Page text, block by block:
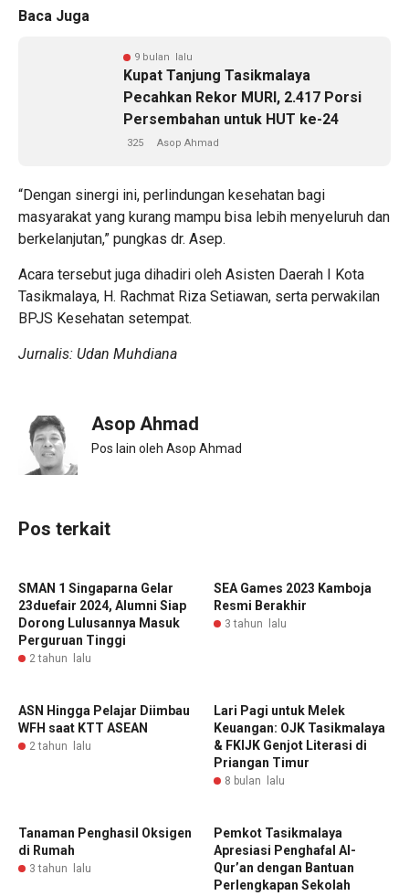
Baca Juga
9 bulan lalu
Kupat Tanjung Tasikmalaya
Pecahkan Rekor MURI, 2.417 Porsi
Persembahan untuk HUT ke-24
325 Asop Ahmad
“Dengan sinergi ini, perlindungan kesehatan bagi
masyarakat yang kurang mampu bisa lebih menyeluruh dan
berkelanjutan,” pungkas dr. Asep.
Acara tersebut juga dihadiri oleh Asisten Daerah I Kota
Tasikmalaya, H. Rachmat Riza Setiawan, serta perwakilan
BPJS Kesehatan setempat.
Jurnalis: Udan Muhdiana
Asop Ahmad
Pos lain oleh Asop Ahmad
Pos terkait
SMAN 1 Singaparna Gelar
23duefair 2024, Alumni Siap
Dorong Lulusannya Masuk
Perguruan Tinggi
2 tahun lalu
SEA Games 2023 Kamboja
Resmi Berakhir
3 tahun lalu
ASN Hingga Pelajar Diimbau
WFH saat KTT ASEAN
2 tahun lalu
Lari Pagi untuk Melek
Keuangan: OJK Tasikmalaya
& FKIJK Genjot Literasi di
Priangan Timur
8 bulan lalu
Tanaman Penghasil Oksigen
di Rumah
3 tahun lalu
Pemkot Tasikmalaya
Apresiasi Penghafal Al-
Qur’an dengan Bantuan
Perlengkapan Sekolah